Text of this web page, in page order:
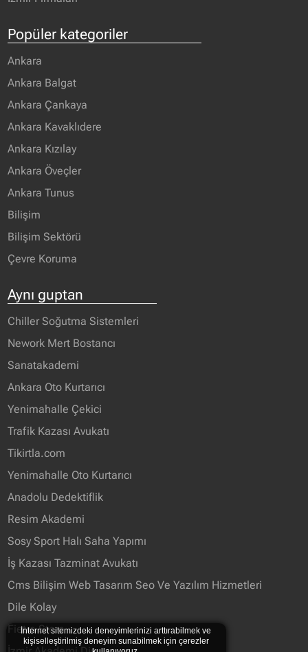
Popüler kategoriler
Ankara
Ankara Balgat
Ankara Çankaya
Ankara Kavaklıdere
Ankara Kızılay
Ankara Öveçler
Ankara Tunus
Bilişim
Bilişim Sektörü
Çevre Koruma
Aynı guptan
Chiller Soğutma Sistemleri
Nework Mert Bostancı
Sanatakademi
Ankara Oto Kurtarıcı
Yenimahalle Çekici
Trafik Kazası Avukatı
Tikirtla.com
Yenimahalle Oto Kurtarıcı
Anadolu Dedektiflik
Resim Akademi
Sosy Sport Halı Saha Yapımı
İş Kazası Tazminat Avukatı
Cms Bilişim Web Tasarım Seo Ve Yazılım Hizmetleri
Dile Kolay
Fietra Store
İnternet sitemizdeki deneyimlerinizi arttırabilmek ve
kişiselleştirilmiş deneyim sunabilmek için çerezler